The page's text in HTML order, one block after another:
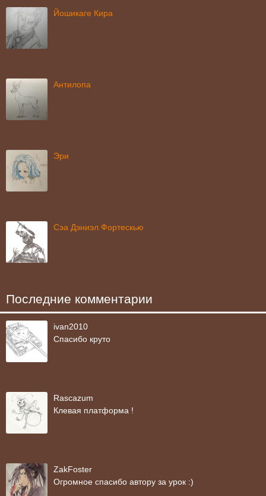
Йошикаге Кира
Антилопа
Эри
Сэа Дэниэл Фортескью
Последние комментарии
ivan2010
Спасибо круто
Rascazum
Клевая платформа !
ZakFoster
Огромное спасибо автору за урок :)